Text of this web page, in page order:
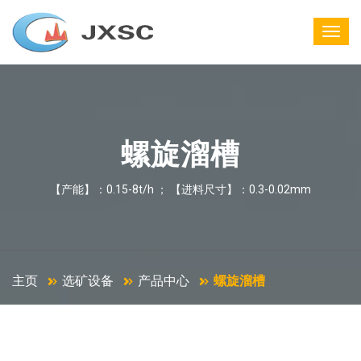
螺旋溜槽
【产能】：0.15-8t/h ； 【进料尺寸】：0.3-0.02mm
主页 选矿设备 产品中心 螺旋溜槽